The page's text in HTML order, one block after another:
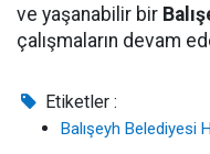
ve yaşanabilir bir
çalışmaların devam
Etiketler :
Balışeyh Belediyesi